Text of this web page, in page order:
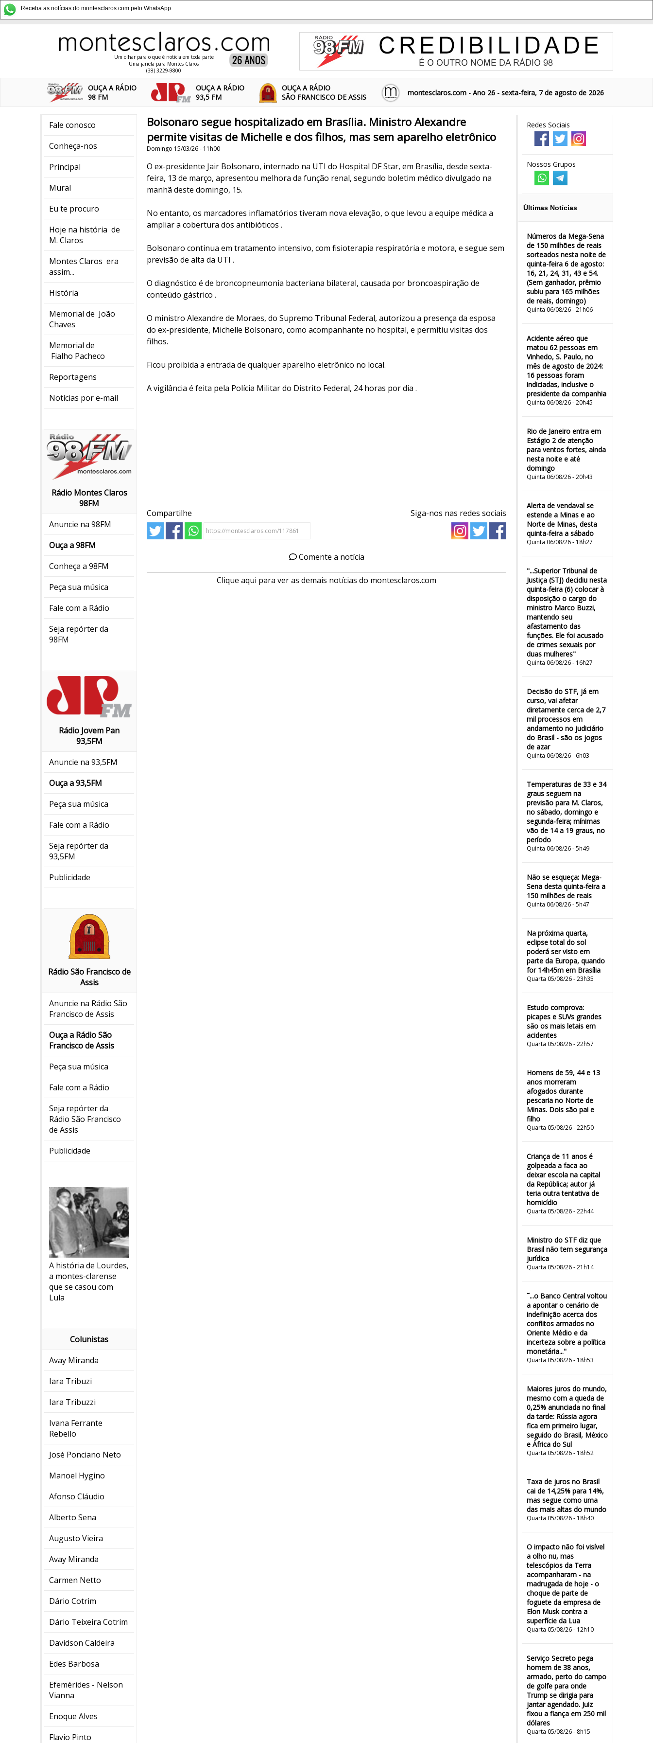
Receba as notícias do montesclaros.com pelo WhatsApp
Um olhar para o que é notícia em toda parte
Uma janela para Montes Claros
(38) 3229-9800
OUÇA A RÁDIO
98 FM
OUÇA A RÁDIO
93,5 FM
OUÇA A RÁDIO
SÃO FRANCISCO DE ASSIS
montesclaros.com - Ano 26 - sexta-feira, 7 de agosto de 2026
Fale conosco
Conheça-nos
Principal
Mural
Eu te procuro
Hoje na história de
M. Claros
Montes Claros era
assim...
História
Memorial de João
Chaves
Memorial de
Fialho Pacheco
Reportagens
Notícias por e-mail
Rádio Montes Claros
98FM
Anuncie na 98FM
Ouça a 98FM
Conheça a 98FM
Peça sua música
Fale com a Rádio
Seja repórter da
98FM
Rádio Jovem Pan
93,5FM
Anuncie na 93,5FM
Ouça a 93,5FM
Peça sua música
Fale com a Rádio
Seja repórter da
93,5FM
Publicidade
Rádio São Francisco de
Assis
Anuncie na Rádio São
Francisco de Assis
Ouça a Rádio São
Francisco de Assis
Peça sua música
Fale com a Rádio
Seja repórter da
Rádio São Francisco
de Assis
Publicidade
A história de Lourdes,
a montes-clarense
que se casou com
Lula
Colunistas
Avay Miranda
Iara Tribuzi
Iara Tribuzzi
Ivana Ferrante
Rebello
José Ponciano Neto
Manoel Hygino
Afonso Cláudio
Alberto Sena
Augusto Vieira
Avay Miranda
Carmen Netto
Dário Cotrim
Dário Teixeira Cotrim
Davidson Caldeira
Edes Barbosa
Efemérides - Nelson
Vianna
Enoque Alves
Flavio Pinto
Redes Sociais
Nossos Grupos
Últimas Notícias
Números da Mega-Sena
de 150 milhões de reais
sorteados nesta noite de
quinta-feira 6 de agosto:
16, 21, 24, 31, 43 e 54.
(Sem ganhador, prêmio
subiu para 165 milhões
de reais, domingo)
Quinta 06/08/26 - 21h06
Acidente aéreo que
matou 62 pessoas em
Vinhedo, S. Paulo, no
mês de agosto de 2024:
16 pessoas foram
indiciadas, inclusive o
presidente da companhia
Quinta 06/08/26 - 20h45
Rio de Janeiro entra em
Estágio 2 de atenção
para ventos fortes, ainda
nesta noite e até
domingo
Quinta 06/08/26 - 20h43
Alerta de vendaval se
estende a Minas e ao
Norte de Minas, desta
quinta-feira a sábado
Quinta 06/08/26 - 18h27
"...Superior Tribunal de
Justiça (STJ) decidiu nesta
quinta-feira (6) colocar à
disposição o cargo do
ministro Marco Buzzi,
mantendo seu
afastamento das
funções. Ele foi acusado
de crimes sexuais por
duas mulheres"
Quinta 06/08/26 - 16h27
Decisão do STF, já em
curso, vai afetar
diretamente cerca de 2,7
mil processos em
andamento no judiciário
do Brasil - são os jogos
de azar
Quinta 06/08/26 - 6h03
Temperaturas de 33 e 34
graus seguem na
previsão para M. Claros,
no sábado, domingo e
segunda-feira; mínimas
vão de 14 a 19 graus, no
período
Quinta 06/08/26 - 5h49
Não se esqueça: Mega-
Sena desta quinta-feira a
150 milhões de reais
Quinta 06/08/26 - 5h47
Na próxima quarta,
eclipse total do sol
poderá ser visto em
parte da Europa, quando
for 14h45m em Brasília
Quarta 05/08/26 - 23h35
Estudo comprova:
picapes e SUVs grandes
são os mais letais em
acidentes
Quarta 05/08/26 - 22h57
Homens de 59, 44 e 13
anos morreram
afogados durante
pescaria no Norte de
Minas. Dois são pai e
filho
Quarta 05/08/26 - 22h50
Criança de 11 anos é
golpeada a faca ao
deixar escola na capital
da República; autor já
teria outra tentativa de
homicídio
Quarta 05/08/26 - 22h44
Ministro do STF diz que
Brasil não tem segurança
jurídica
Quarta 05/08/26 - 21h14
˜...o Banco Central voltou
a apontar o cenário de
indefinição acerca dos
conflitos armados no
Oriente Médio e da
incerteza sobre a política
monetária..."
Quarta 05/08/26 - 18h53
Maiores juros do mundo,
mesmo com a queda de
0,25% anunciada no final
da tarde: Rússia agora
fica em primeiro lugar,
seguido do Brasil, México
e África do Sul
Quarta 05/08/26 - 18h52
Taxa de juros no Brasil
cai de 14,25% para 14%,
mas segue como uma
das mais altas do mundo
Quarta 05/08/26 - 18h40
O impacto não foi visível
a olho nu, mas
telescópios da Terra
acompanharam - na
madrugada de hoje - o
choque de parte de
foguete da empresa de
Elon Musk contra a
superfície da Lua
Quarta 05/08/26 - 12h10
Serviço Secreto pega
homem de 38 anos,
armado, perto do campo
de golfe para onde
Trump se dirigia para
jantar agendado. Juiz
fixou a fiança em 250 mil
dólares
Quarta 05/08/26 - 8h15
Bolsonaro segue hospitalizado em Brasília. Ministro Alexandre
permite visitas de Michelle e dos filhos, mas sem aparelho eletrônico
Domingo 15/03/26 - 11h00
O ex-presidente Jair Bolsonaro, internado na UTI do Hospital DF Star, em Brasília, desde sexta-
feira, 13 de março, apresentou melhora da função renal, segundo boletim médico divulgado na
manhã deste domingo, 15.
No entanto, os marcadores inflamatórios tiveram nova elevação, o que levou a equipe médica a
ampliar a cobertura dos antibióticos .
Bolsonaro continua em tratamento intensivo, com fisioterapia respiratória e motora, e segue sem
previsão de alta da UTI .
O diagnóstico é de broncopneumonia bacteriana bilateral, causada por broncoaspiração de
conteúdo gástrico .
O ministro Alexandre de Moraes, do Supremo Tribunal Federal, autorizou a presença da esposa
do ex-presidente, Michelle Bolsonaro, como acompanhante no hospital, e permitiu visitas dos
filhos.
Ficou proibida a entrada de qualquer aparelho eletrônico no local.
A vigilância é feita pela Polícia Militar do Distrito Federal, 24 horas por dia .
Compartilhe Siga-nos nas redes sociais
Comente a notícia
Clique aqui para ver as demais notícias do montesclaros.com